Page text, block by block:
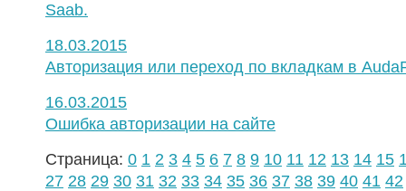
Saab.
18.03.2015
Авторизация или переход по вкладкам в
16.03.2015
Ошибка авторизации на сайте
Страница: 0 1 2 3 4 5 6 7 8 9 10 11 12 13 14 15
27 28 29 30 31 32 33 34 35 36 37 38 39 40 41 42